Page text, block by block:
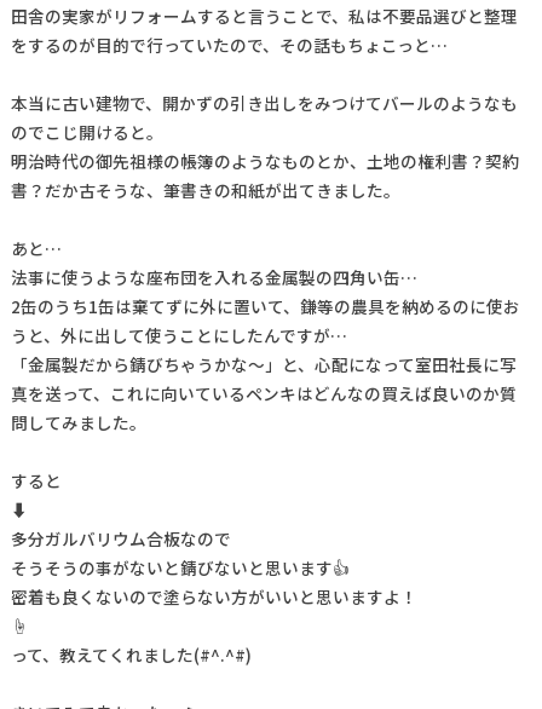
田舎の実家がリフォームすると言うことで、私は不要品選びと整理
をするのが目的で行っていたので、その話もちょこっと…
本当に古い建物で、開かずの引き出しをみつけてバールのようなも
のでこじ開けると。
明治時代の御先祖様の帳簿のようなものとか、土地の権利書？契約
書？だか古そうな、筆書きの和紙が出てきました。
あと…
法事に使うような座布団を入れる金属製の四角い缶…
2缶のうち1缶は棄てずに外に置いて、鎌等の農具を納めるのに使お
うと、外に出して使うことにしたんですが…
「金属製だから錆びちゃうかな～」と、心配になって室田社長に写
真を送って、これに向いているペンキはどんなの買えば良いのか質
問してみました。
すると
⬇
多分ガルバリウム合板なので
そうそうの事がないと錆びないと思います👍
密着も良くないので塗らない方がいいと思いますよ！
☝
って、教えてくれました(#^.^#)